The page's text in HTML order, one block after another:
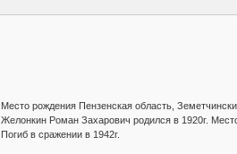
Место рождения Пензенская область,
Желонкин Роман Захарович родился в 1920г.
Погиб в сражении в 1942г.